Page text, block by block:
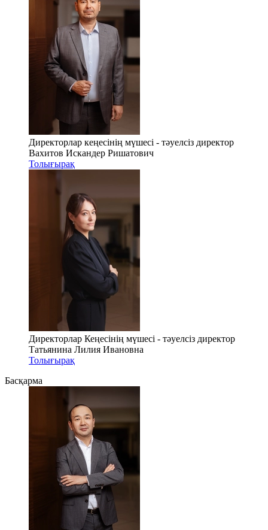
Директорлар кеңесінің мүшесі - тәуелсіз директор
Вахитов Искандер Ришатович
Толығырақ
Директорлар Кеңесінің мүшесі - тәуелсіз директор
Татьянина Лилия Ивановна
Толығырақ
Басқарма